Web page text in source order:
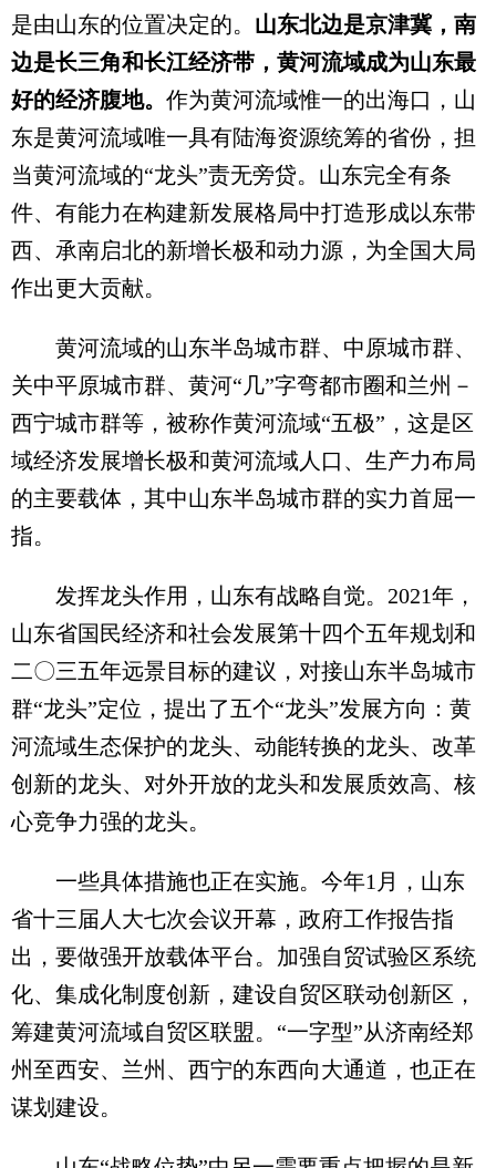
是由山东的位置决定的。 山东北边是京津冀，南
边是长三角和长江经济带，黄河流域成为山东最
好的经济腹地。 作为黄河流域惟一的出海口，山
东是黄河流域唯一具有陆海资源统筹的省份，担
当黄河流域的“龙头”责无旁贷。山东完全有条
件、有能力在构建新发展格局中打造形成以东带
西、承南启北的新增长极和动力源，为全国大局
作出更大贡献。
黄河流域的山东半岛城市群、中原城市群、
关中平原城市群、黄河“几”字弯都市圈和兰州－
西宁城市群等，被称作黄河流域“五极”，这是区
域经济发展增长极和黄河流域人口、生产力布局
的主要载体，其中山东半岛城市群的实力首屈一
指。
发挥龙头作用，山东有战略自觉。2021年，
山东省国民经济和社会发展第十四个五年规划和
二〇三五年远景目标的建议，对接山东半岛城市
群“龙头”定位，提出了五个“龙头”发展方向：黄
河流域生态保护的龙头、动能转换的龙头、改革
创新的龙头、对外开放的龙头和发展质效高、核
心竞争力强的龙头。
一些具体措施也正在实施。今年1月，山东
省十三届人大七次会议开幕，政府工作报告指
出，要做强开放载体平台。加强自贸试验区系统
化、集成化制度创新，建设自贸区联动创新区，
筹建黄河流域自贸区联盟。“一字型”从济南经郑
州至西安、兰州、西宁的东西向大通道，也正在
谋划建设。